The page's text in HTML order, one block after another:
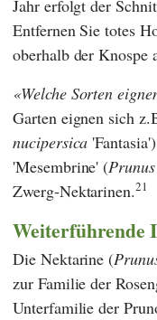
Jahr erfolgt der
Entfernen Sie totes
oberhalb der Knospe
Welche Sorten
Garten eignen sich
nucipersica
'Mesembrine' (
Zwerg-Nektarinen.21
Weiterführende
Die Nektarine (
zur Familie der
Unterfamilie der